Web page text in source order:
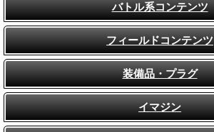
バトル系コンテンツ
フィールドコンテンツ
装備品・プラグ
イマジン